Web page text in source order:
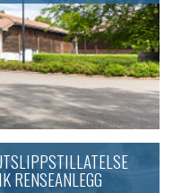
RENSEANLEGG